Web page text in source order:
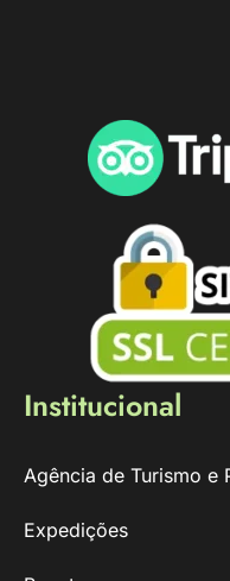
Institucional
Agência de Turismo e
Expedições